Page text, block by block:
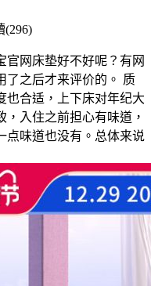
(296)
官网床垫好不好呢？有网
了之后才来评价的。 质
也合适，上下床对年纪大
入住之前担心有味道，
点味道也没有。总体来说